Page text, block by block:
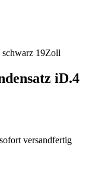
iD.4
versandfertig